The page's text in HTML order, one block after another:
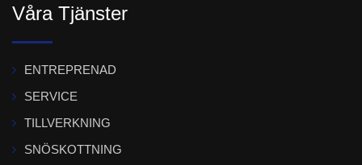
Våra Tjänster
ENTREPRENAD
SERVICE
TILLVERKNING
SNÖSKOTTNING